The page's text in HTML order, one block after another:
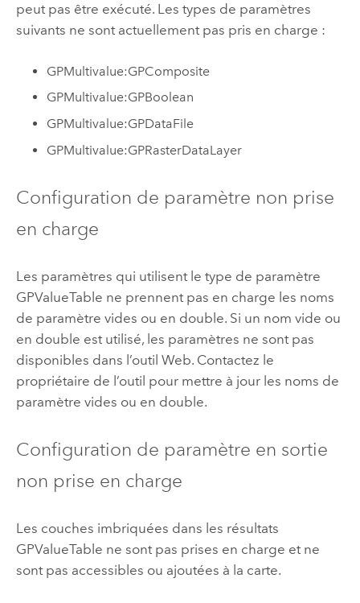
peut pas être exécuté. Les types de paramètres
suivants ne sont actuellement pas pris en charge :
GPMultivalue:GPComposite
GPMultivalue:GPBoolean
GPMultivalue:GPDataFile
GPMultivalue:GPRasterDataLayer
Configuration de paramètre non prise
en charge
Les paramètres qui utilisent le type de paramètre
GPValueTable ne prennent pas en charge les noms
de paramètre vides ou en double. Si un nom vide ou
en double est utilisé, les paramètres ne sont pas
disponibles dans l’outil Web. Contactez le
propriétaire de l’outil pour mettre à jour les noms de
paramètre vides ou en double.
Configuration de paramètre en sortie
non prise en charge
Les couches imbriquées dans les résultats
GPValueTable ne sont pas prises en charge et ne
sont pas accessibles ou ajoutées à la carte.